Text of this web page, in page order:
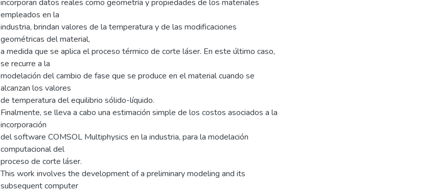
incorporan datos reales como geometría y propiedades de los materiales
empleados en la
industria, brindan valores de la temperatura y de las modificaciones
geométricas del material,
a medida que se aplica el proceso térmico de corte láser. En este último caso,
se recurre a la
modelación del cambio de fase que se produce en el material cuando se
alcanzan los valores
de temperatura del equilibrio sólido-líquido.
Finalmente, se lleva a cabo una estimación simple de los costos asociados a la
incorporación
del software COMSOL Multiphysics en la industria, para la modelación
computacional del
proceso de corte láser.
This work involves the development of a preliminary modeling and its
subsequent computer